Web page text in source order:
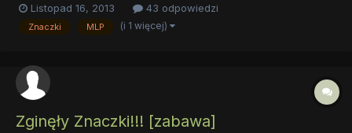
"tatułaże" ~Decaded
Listopad 16, 2013 43 odpowiedzi
Znaczki MLP (i 1 więcej)
Zginęły Znaczki!!! [zabawa]